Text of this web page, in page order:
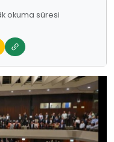
okuma süresi